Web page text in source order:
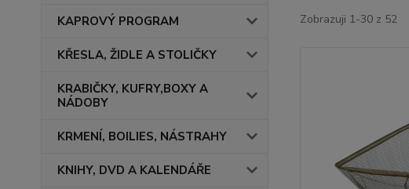
KAPROVÝ PROGRAM
KŘESLA, ŽIDLE A STOLIČKY
KRABIČKY, KUFRY,BOXY A
NÁDOBY
KRMENÍ, BOILIES, NÁSTRAHY
KNIHY, DVD A KALENDÁŘE
Zobrazuji 1-30 z 52